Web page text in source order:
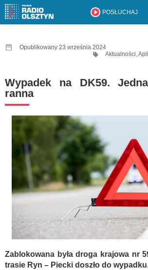
POSŁUCHAJ
Opublikowany 23 września 2024
Aktualności,
Wypadek na DK59.
ranna
Zablokowana była droga krajowa nr
trasie Ryn – Piecki doszło do